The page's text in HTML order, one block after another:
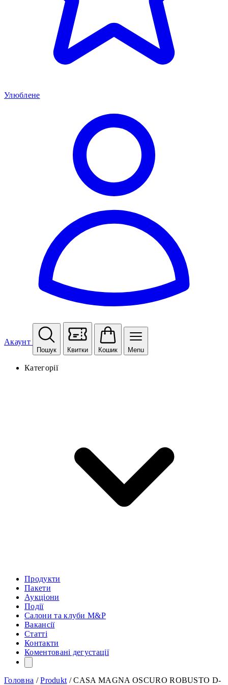
Улюблене
Акаунт
Пошук Квитки Кошик Menu
Категорії
Продукти
Пакети
Аукціони
Події
Салони та клуби M&P
Вакансії
Статті
Контакти
Коментовані дегустації
Головна /Produkt /CASA MAGNA OSCURO ROBUSTO D-